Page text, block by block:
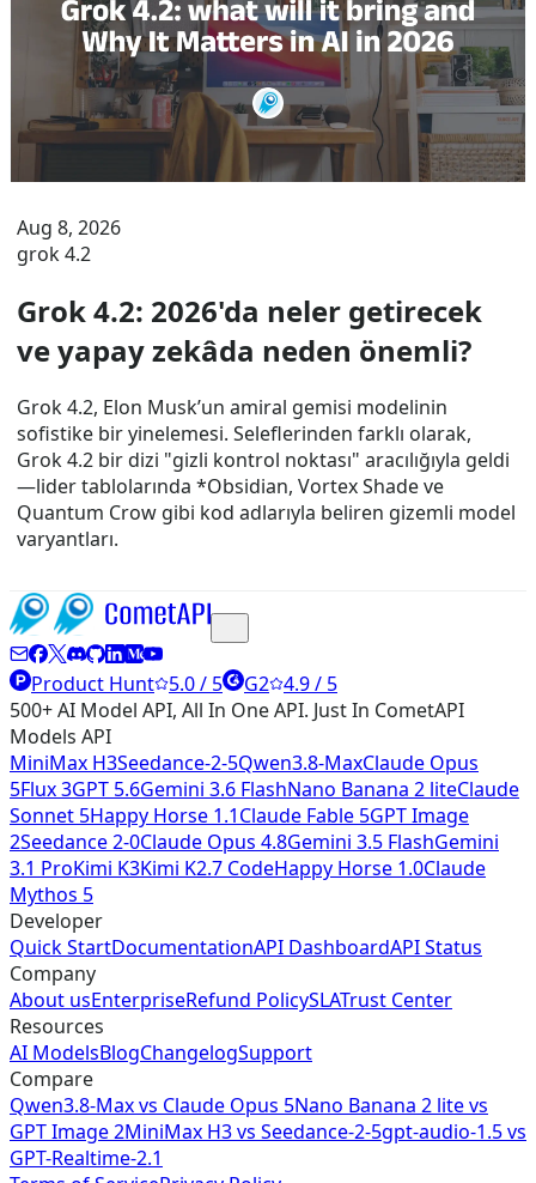
Aug 8, 2026
grok 4.2
Grok 4.2: 2026'da neler getirecek
ve yapay zekâda neden önemli?
Grok 4.2, Elon Musk’un amiral gemisi modelinin
sofistike bir yinelemesi. Seleflerinden farklı olarak,
Grok 4.2 bir dizi "gizli kontrol noktası" aracılığıyla geldi
—lider tablolarında *Obsidian, Vortex Shade ve
Quantum Crow gibi kod adlarıyla beliren gizemli model
varyantları.
Product Hunt 5.0 / 5 G2 4.9 / 5
500+ AI Model API, All In One API. Just In CometAPI
Models API
MiniMax H3Seedance-2-5Qwen3.8-MaxClaude Opus
5Flux 3GPT 5.6Gemini 3.6 FlashNano Banana 2 liteClaude
Sonnet 5Happy Horse 1.1Claude Fable 5GPT Image
2Seedance 2-0Claude Opus 4.8Gemini 3.5 FlashGemini
3.1 ProKimi K3Kimi K2.7 CodeHappy Horse 1.0Claude
Mythos 5
Developer
Quick StartDocumentationAPI DashboardAPI Status
Company
About usEnterpriseRefund PolicySLATrust Center
Resources
AI ModelsBlogChangelogSupport
Compare
Qwen3.8-Max vs Claude Opus 5Nano Banana 2 lite vs
GPT Image 2MiniMax H3 vs Seedance-2-5gpt-audio-1.5 vs
GPT-Realtime-2.1